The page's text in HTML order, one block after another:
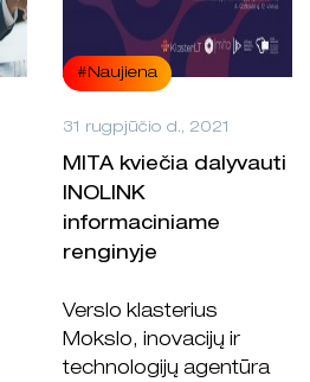
#Naujiena
31 rugpjūčio d., 2021
MITA kviečia dalyvauti
INOLINK
informaciniame
renginyje
Verslo klasterius
Mokslo, inovacijų ir
technologijų agentūra